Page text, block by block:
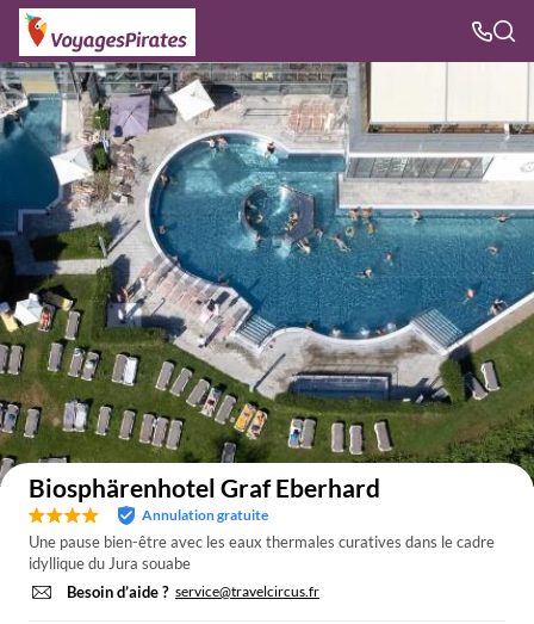
Voir sur la carte
Biosphärenhotel Graf Eberhard
Annulation gratuite
Une pause bien-être avec les eaux thermales curatives dans le cadre
idyllique du Jura souabe
Besoin d’aide ? service@travelcircus.fr